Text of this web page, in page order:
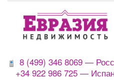
8 (499) 346 8069 —
+34 922 986 725 —